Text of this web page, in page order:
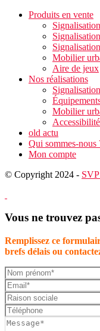
Produits en vente
Mobilier
Aire de jeux
Nos réalisations
Signalisation
Mobilier
old actu
Qui sommes-nous
Mon compte
© Copyright 2024 -
Vous ne trouvez
Remplissez ce
brefs délais ou